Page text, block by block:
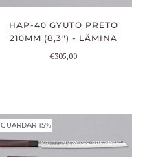
HAP-40 GYUTO PRETO
210MM (8,3") - LÂMINA
€305,00
GUARDAR 15%